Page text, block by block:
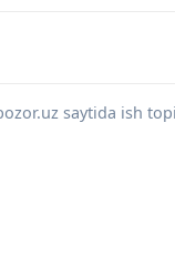
saytida ish